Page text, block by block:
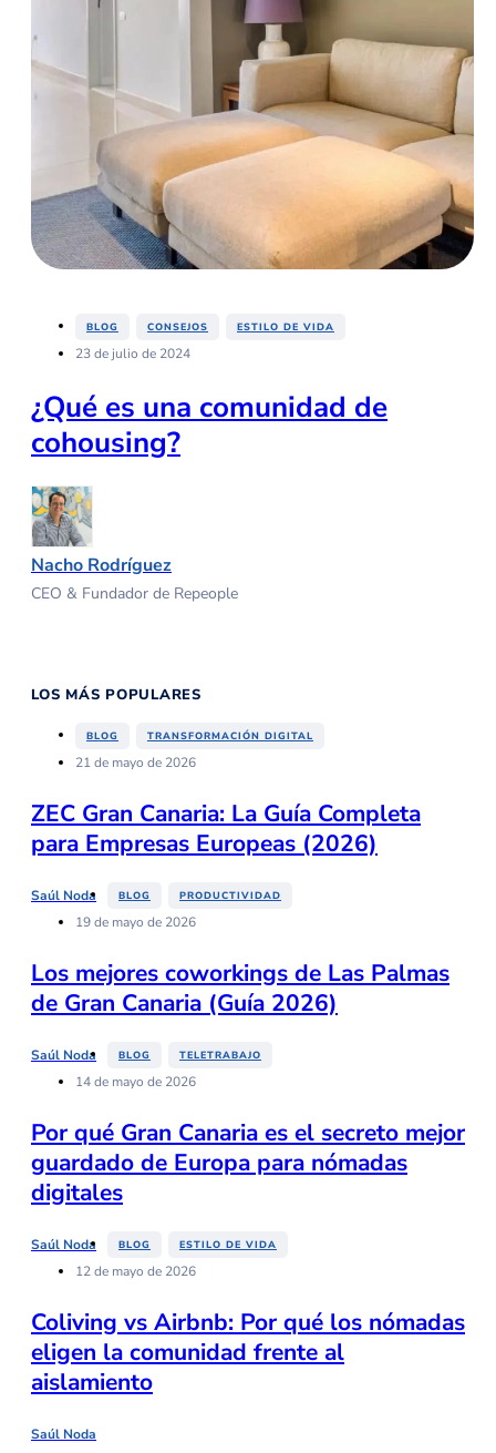
BLOG CONSEJOS ESTILO DE VIDA
23 de julio de 2024
¿Qué es una comunidad de
cohousing?
Nacho Rodríguez
CEO & Fundador de Repeople
LOS MÁS POPULARES
BLOG TRANSFORMACIÓN DIGITAL
21 de mayo de 2026
ZEC Gran Canaria: La Guía Completa
para Empresas Europeas (2026)
Saúl Noda BLOG PRODUCTIVIDAD
19 de mayo de 2026
Los mejores coworkings de Las Palmas
de Gran Canaria (Guía 2026)
Saúl Noda BLOG TELETRABAJO
14 de mayo de 2026
Por qué Gran Canaria es el secreto mejor
guardado de Europa para nómadas
digitales
Saúl Noda BLOG ESTILO DE VIDA
12 de mayo de 2026
Coliving vs Airbnb: Por qué los nómadas
eligen la comunidad frente al
aislamiento
Saúl Noda